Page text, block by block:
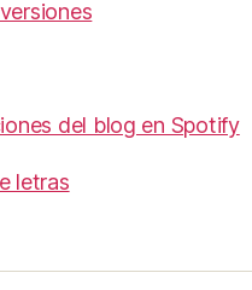
del blog en Spotify
letras